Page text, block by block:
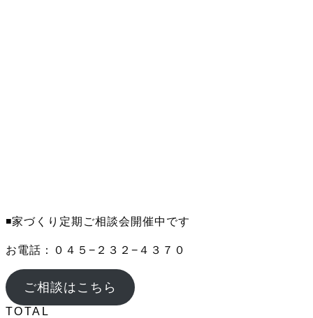
◾️家づくり定期ご相談会開催中です
お電話：０４５−２３２−４３７０
ご相談はこちら
TOTAL